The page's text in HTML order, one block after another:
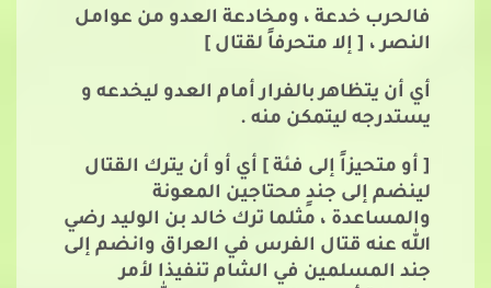
فالحرب خدعة ، ومخادعة العدو من عوامل
النصر ، [ إلا متحرفاً لقتال ]
أي أن يتظاهر بالفرار أمام العدو ليخدعه و
يستدرجه ليتمكن منه .
[ أو متحيزاً إلى فئة ] أي أو أن يترك القتال
لينضم إلى جندٍ محتاجين المعونة
والمساعدة ، مثلما ترك خالد بن الوليد رضي
الله عنه قتال الفرس في العراق وانضم إلى
جند المسلمين في الشام تنفيذا لأمر